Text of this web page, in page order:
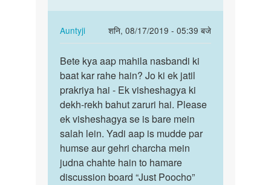
ke
bhi
by
Rakesh
ji
Auntyji
शनि, 08/17/2019 - 05:39 बजे
In
reply
to
Shards.mishra.ka.dusri.sadi…
by
Dileepmishra
Bete
kya
aap
mahila
nasbandi…
Bete kya aap mahila nasbandi ki
baat kar rahe hain? Jo ki ek jatil
prakriya hai - Ek visheshagya ki
dekh-rekh bahut zaruri hai. Please
ek visheshagya se is bare mein
salah lein. Yadi aap is mudde par
humse aur gehri charcha mein
judna chahte hain to hamare
discussion board “Just Poocho”